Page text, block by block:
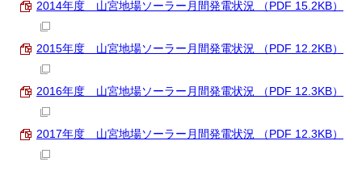
2014年度 山宮地場ソーラー月間発電状況 （PDF 15.2KB）
2015年度 山宮地場ソーラー月間発電状況 （PDF 12.2KB）
2016年度 山宮地場ソーラー月間発電状況 （PDF 12.3KB）
2017年度 山宮地場ソーラー月間発電状況 （PDF 12.3KB）